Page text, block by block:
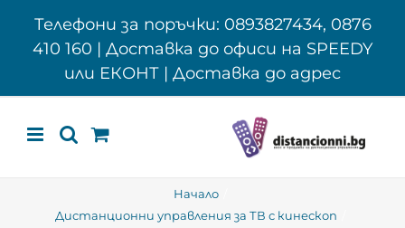
Телефони за поръчки: 0893827434, 0876
410 160 | Доставка до офиси на SPEEDY
или ЕКОНТ | Доставка до адрес
Начало
Дистанционни управления за ТВ с кинескоп